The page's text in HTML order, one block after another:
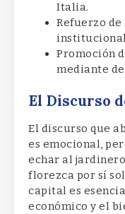
Italia.
Refuerzo
Promoción
mediante
El Discurso
El discurso que
es emocional,
echar al
florezca por sí
capital es
económico y el